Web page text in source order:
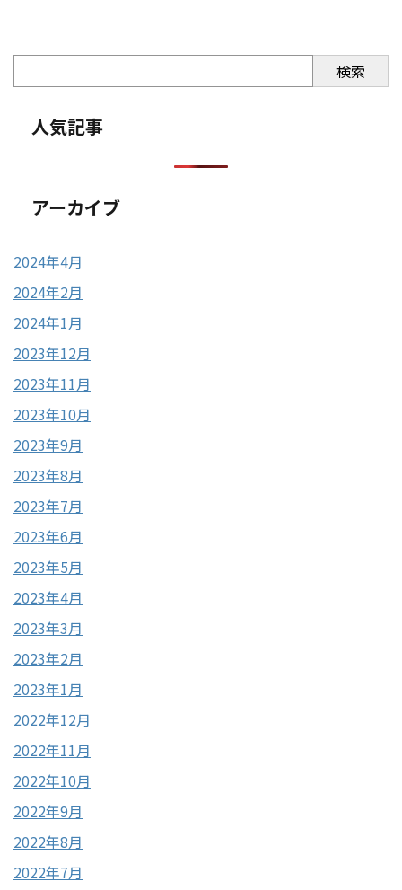
検索
人気記事
アーカイブ
2024年4月
2024年2月
2024年1月
2023年12月
2023年11月
2023年10月
2023年9月
2023年8月
2023年7月
2023年6月
2023年5月
2023年4月
2023年3月
2023年2月
2023年1月
2022年12月
2022年11月
2022年10月
2022年9月
2022年8月
2022年7月